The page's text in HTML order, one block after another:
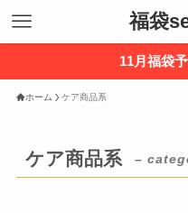
福袋
11月福袋
ホーム ケア商品系
ケア商品系 –